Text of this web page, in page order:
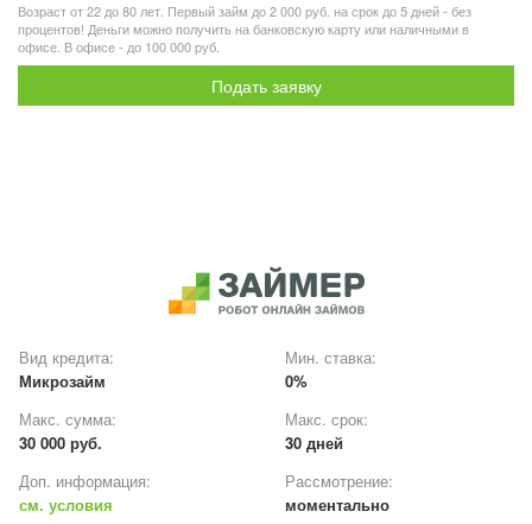
Возраст от 22 до 80 лет. Первый займ до 2 000 руб. на срок до 5 дней - без
процентов! Деньги можно получить на банковскую карту или наличными в
офисе. В офисе - до 100 000 руб.
Подать заявку
Вид кредита:
Микрозайм
Мин. ставка:
0%
Макс. сумма:
30 000 руб.
Макс. срок:
30 дней
Доп. информация:
см. условия
Рассмотрение:
моментально